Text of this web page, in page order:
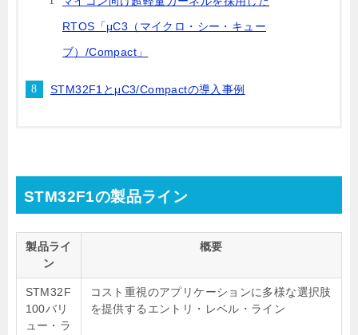
RTOS「μC3（マイクロ・シー・キュー
ブ）/Compact」
STM32F1とμC3/Compactの導入事例
STM32F1の製品ライン
製品ライ
ン
概要
STM32F
100バリ
ュー・ラ
コスト重視のアプリケーションに多様な選択肢
を提供するエントリ・レベル・ライン